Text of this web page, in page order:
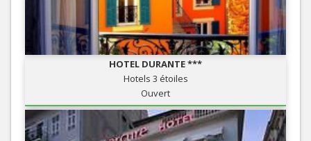
HOTEL DURANTE ***
Hotels 3 étoiles
Ouvert